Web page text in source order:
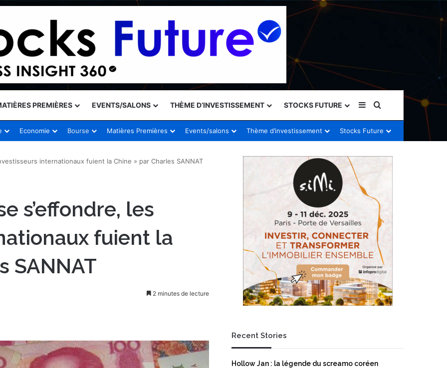
PREMIÈRES EVENTS/SALONS THÈME D’INVESTISSEMENT STOCKS FUTURE Sidebar (barre
Rechercher
Economie Bourse Matières Premières Events/salons Thème d’investissement Stocks Future
internationaux fuient la Chine » par Charles SANNAT
s’effondre, les
fuient la
SANNAT
2 minutes de lecture
Recent Stories
Hollow Jan : la légende du screamo coréen